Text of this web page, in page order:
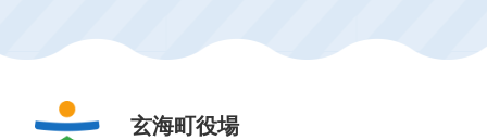
玄海町役場